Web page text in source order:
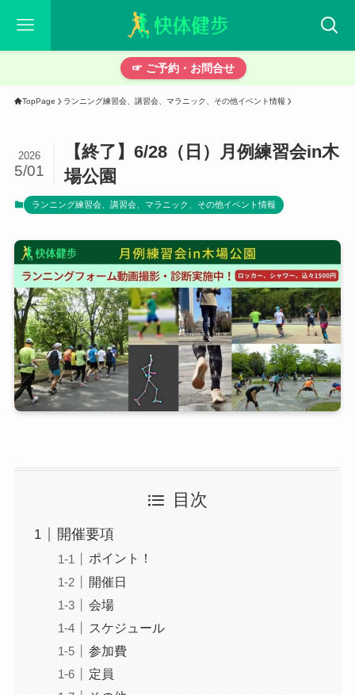
☞ ご予約・お問合せ
TopPage ランニング練習会、講習会、マラニック、その他イベント情報
【終了】6/28（日）月例練習会in木
場公園
2026
5/01
ランニング練習会、講習会、マラニック、その他イベント情報
目次
開催要項
ポイント！
開催日
会場
スケジュール
参加費
定員